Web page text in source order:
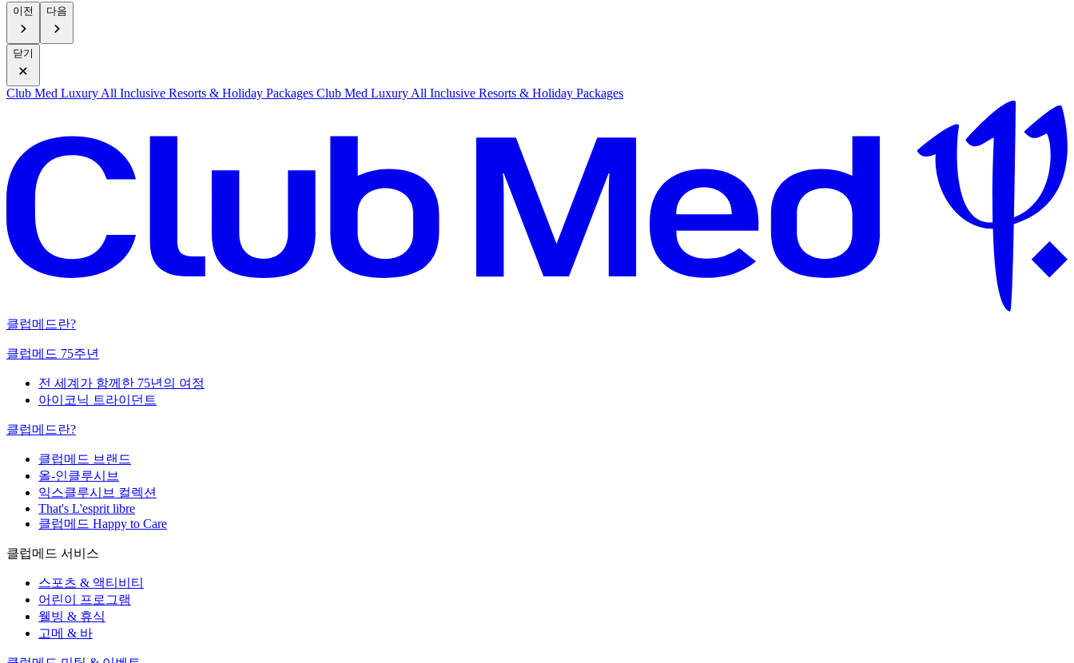
이전 다음
닫기
Club Med Luxury All Inclusive Resorts & Holiday Packages Club Med Luxury All Inclusive Resorts & Holiday Packages
클럽메드란?
클럽메드 75주년
전 세계가 함께한 75년의 여정
아이코닉 트라이던트
클럽메드란?
클럽메드 브랜드
올-인클루시브
익스클루시브 컬렉션
That's L'esprit libre
클럽메드 Happy to Care
클럽메드 서비스
스포츠 & 액티비티
어린이 프로그램
웰빙 & 휴식
고메 & 바